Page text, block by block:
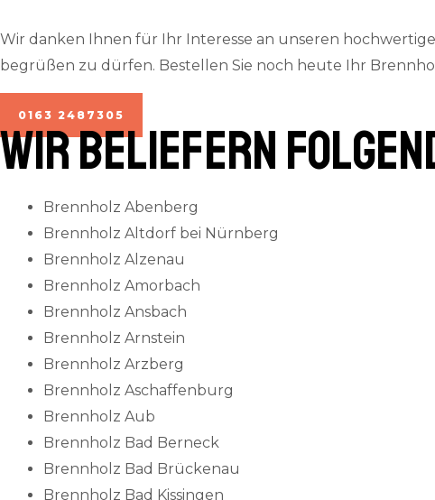
Wir danken Ihnen für Ihr Interesse an unseren
begrüßen zu dürfen. Bestellen Sie noch heute Ihr
0163 2487305
Wir beliefern
Brennholz Abenberg
Brennholz Altdorf bei Nürnberg
Brennholz Alzenau
Brennholz Amorbach
Brennholz Ansbach
Brennholz Arnstein
Brennholz Arzberg
Brennholz Aschaffenburg
Brennholz Aub
Brennholz Bad Berneck
Brennholz Bad Brückenau
Brennholz Bad Kissingen